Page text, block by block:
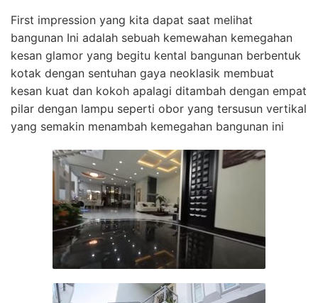
First impression yang kita dapat saat melihat
bangunan Ini adalah sebuah kemewahan kemegahan
kesan glamor yang begitu kental bangunan berbentuk
kotak dengan sentuhan gaya neoklasik membuat
kesan kuat dan kokoh apalagi ditambah dengan empat
pilar dengan lampu seperti obor yang tersusun vertikal
yang semakin menambah kemegahan bangunan ini